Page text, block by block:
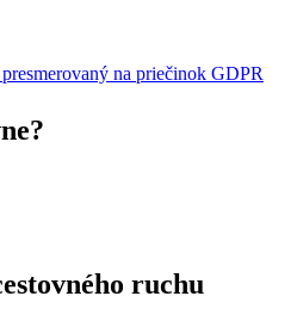
ruchu